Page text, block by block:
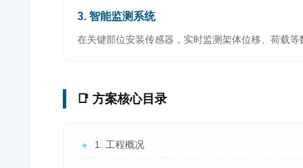
3. 智能监测系统
在关键部位安装传感器，实时监测架体位移、荷载等
📑 方案核心目录
🔹 1. 工程概况